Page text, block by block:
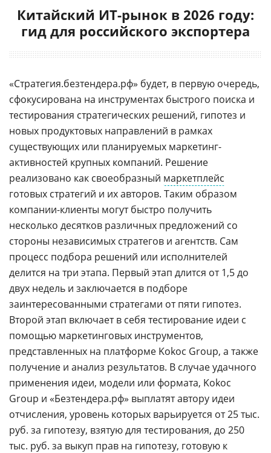
Китайский ИТ-рынок в 2026 году:
гид для российского экспортера
«Стратегия.безтендера.рф» будет, в первую очередь,
сфокусирована на инструментах быстрого поиска и
тестирования стратегических решений, гипотез и
новых продуктовых направлений в рамках
существующих или планируемых маркетинг-
активностей крупных компаний. Решение
реализовано как своеобразный маркетплейс
готовых стратегий и их авторов. Таким образом
компании-клиенты могут быстро получить
несколько десятков различных предложений со
стороны независимых стратегов и агентств. Сам
процесс подбора решений или исполнителей
делится на три этапа. Первый этап длится от 1,5 до
двух недель и заключается в подборе
заинтересованными стратегами от пяти гипотез.
Второй этап включает в себя тестирование идеи с
помощью маркетинговых инструментов,
представленных на платформе Kokoc Group, а также
получение и анализ результатов. В случае удачного
применения идеи, модели или формата, Kokoc
Group и «Безтендера.рф» выплатят автору идеи
отчисления, уровень которых варьируется от 25 тыс.
руб. за гипотезу, взятую для тестирования, до 250
тыс. руб. за выкуп прав на гипотезу, готовую к